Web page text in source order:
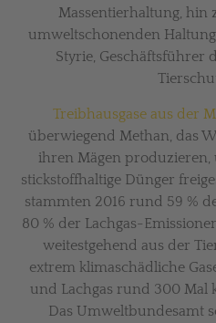
Massentierhaltung, hin
umweltschonenden
Styrie, Geschäftsführer
Treibhausgase aus der
überwiegend Methan, das
ihren Mägen produzieren,
stickstoffhaltige Dünger
stammten 2016 rund 59 %
80 % der Lachgas-
weitestgehend aus der
extrem klimaschädliche
und Lachgas rund 300 Mal
Das Umweltbundesamt